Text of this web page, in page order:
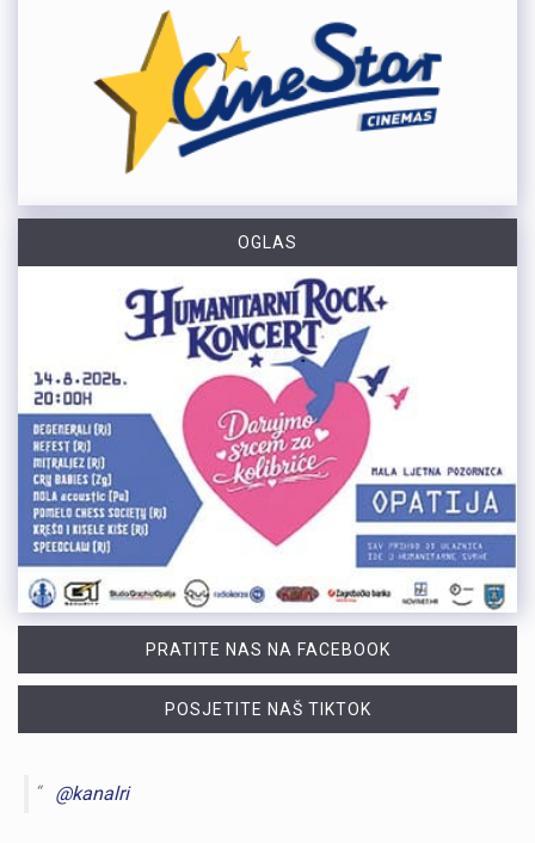
OGLAS
PRATITE NAS NA FACEBOOK
POSJETITE NAŠ TIKTOK
@kanalri